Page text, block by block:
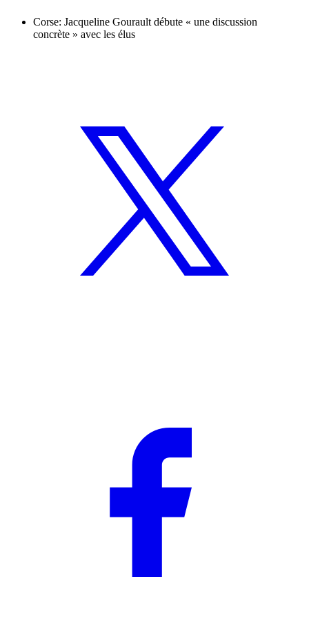
Corse: Jacqueline Gourault débute « une discussion
concrète » avec les élus